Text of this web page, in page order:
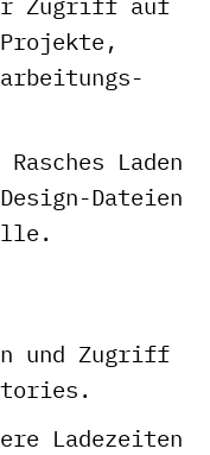
Rasches Laden
Dateien
und Zugriff
Ladezeiten